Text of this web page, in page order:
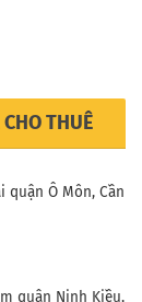
THUÊ
quận Ô Môn, Cần
quận Ninh Kiều,